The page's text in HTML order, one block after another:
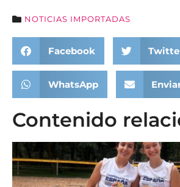
NOTICIAS IMPORTADAS
Facebook
WhatsApp
Contenido